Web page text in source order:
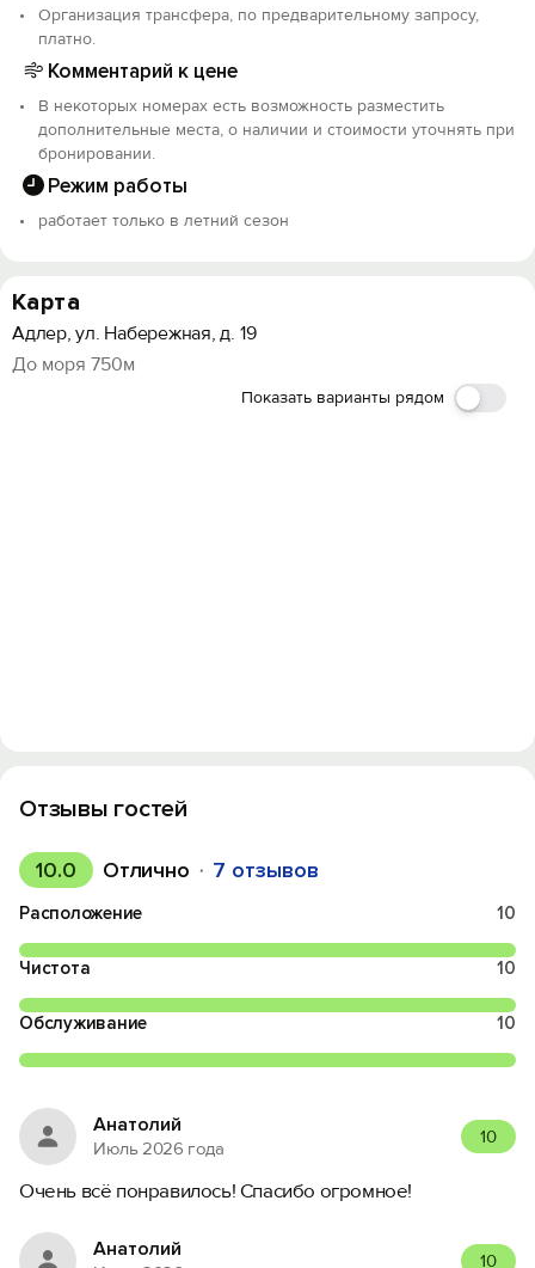
Организация трансфера, по предварительному запросу,
платно.
Комментарий к цене
В некоторых номерах есть возможность разместить
дополнительные места, о наличии и стоимости уточнять при
бронировании.
Режим работы
работает только в летний сезон
Карта
Адлер, ул. Набережная, д. 19
До моря 750м
Показать варианты рядом
Отзывы гостей
10.0 Отлично 7 отзывов
Расположение 10
Чистота 10
Обслуживание 10
Анатолий
Июль 2026 года
10
Очень всё понравилось! Спасибо огромное!
Анатолий 10